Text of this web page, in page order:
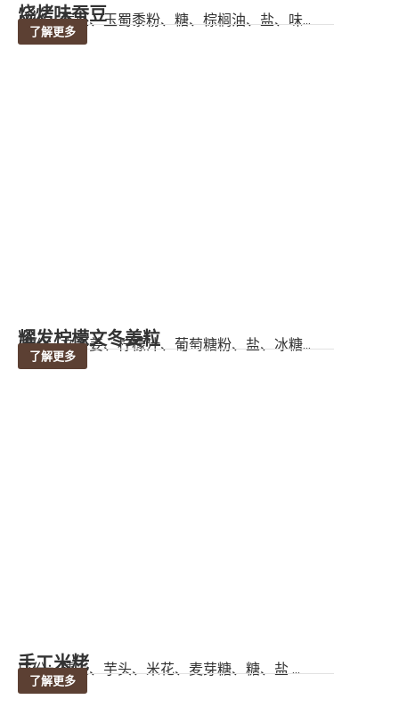
烧烤味蚕豆
成份：蚕豆、玉蜀黍粉、糖、棕榈油、盐、味...
了解更多
耀发柠檬文冬姜粒
成份：文冬姜、柠檬汁、葡萄糖粉、盐、冰糖...
了解更多
手工米粩
成份：糯米、芋头、米花、麦芽糖、糖、盐 ...
了解更多